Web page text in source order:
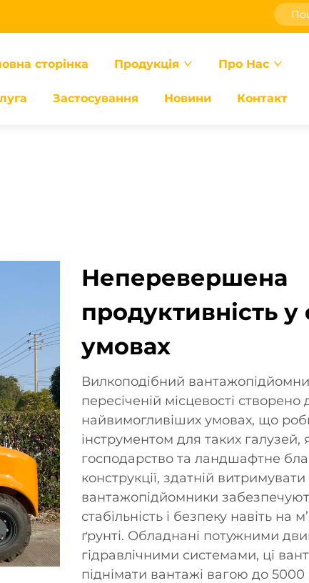
сторінка Продукція Про Нас
Застосування Новини Контакт
Неперевершена
продуктивність
умовах
Вилкоподібний
пересіченій місцевості створено
найвимогливіших умовах, що
інструментом для таких галузей,
господарство та ландшафтне
конструкції, здатній
вантажопідйомники
стабільність і безпеку навіть на
ґрунті. Обладнані потужними
гідравлічними системами, ці
піднімати вантажі вагою до